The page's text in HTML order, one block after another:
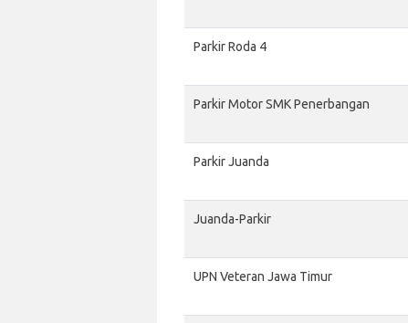
Parkir Roda 4
Parkir Motor SMK Penerbangan
Parkir Juanda
Juanda-Parkir
UPN Veteran Jawa Timur